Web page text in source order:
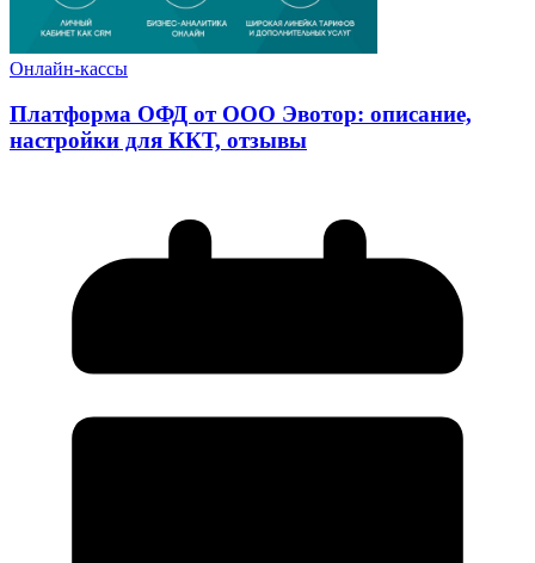
Онлайн-кассы
Платформа ОФД от ООО Эвотор: описание,
настройки для ККТ, отзывы